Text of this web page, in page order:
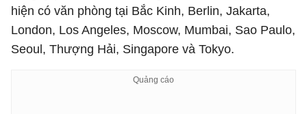
hiện có văn phòng tại Bắc Kinh, Berlin, Jakarta,
London, Los Angeles, Moscow, Mumbai, Sao Paulo,
Seoul, Thượng Hải, Singapore và Tokyo.